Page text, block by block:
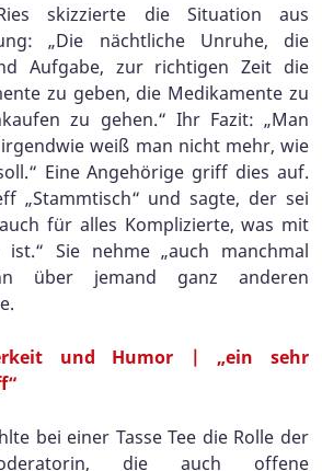
skizzierte die Situation aus
„Die nächtliche Unruhe, die
Aufgabe, zur richtigen Zeit die
zu geben, die Medikamente zu
zu gehen.“ Ihr Fazit: „Man
weiß man nicht mehr, wie
Eine Angehörige griff dies auf.
„Stammtisch“ und sagte, der sei
für alles Komplizierte, was mit
ist.“ Sie nehme „auch manchmal
über jemand ganz anderen
und Humor | „ein sehr
bei einer Tasse Tee die Rolle der
die auch offene